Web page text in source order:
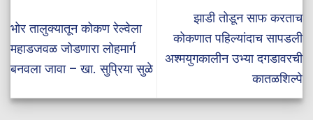
भोर तालुक्यातून कोकण रेल्वेला
महाडजवळ जोडणारा लोहमार्ग
बनवला जावा – खा. सुप्रिया सुळे
झाडी तोडून साफ करताच
कोकणात पहिल्यांदाच सापडली
अश्मयुगकालीन उभ्या दगडावरची
कातळशिल्पे